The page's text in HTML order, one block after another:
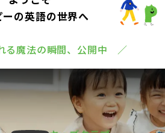
の英語の世界へ
る魔法の瞬間、公開中 ／